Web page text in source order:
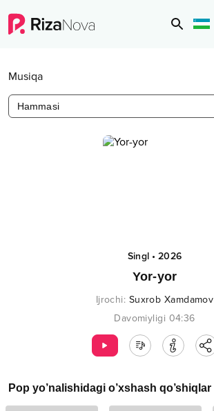
Musiqa
Hammasi
Singl•2026
Yor-yor
Ijrochi: Suxrob Xamdamov
Davomiyligi 04:36
Pop yo’nalishidagi o’xshash qo’shiqlar